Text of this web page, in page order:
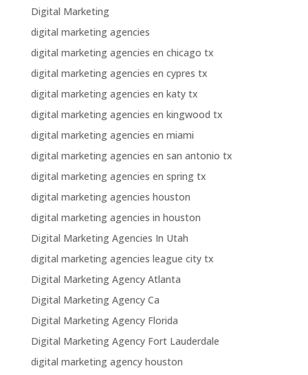
Digital Marketing
digital marketing agencies
digital marketing agencies en chicago tx
digital marketing agencies en cypres tx
digital marketing agencies en katy tx
digital marketing agencies en kingwood tx
digital marketing agencies en miami
digital marketing agencies en san antonio tx
digital marketing agencies en spring tx
digital marketing agencies houston
digital marketing agencies in houston
Digital Marketing Agencies In Utah
digital marketing agencies league city tx
Digital Marketing Agency Atlanta
Digital Marketing Agency Ca
Digital Marketing Agency Florida
Digital Marketing Agency Fort Lauderdale
digital marketing agency houston